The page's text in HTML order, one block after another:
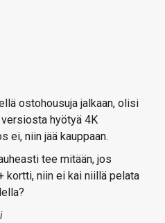
ostohousuja jalkaan, olisi
hyötyä 4K
ei, niin jää kauppaan.
tee mitään, jos
kortti, niin ei kai niillä pelata